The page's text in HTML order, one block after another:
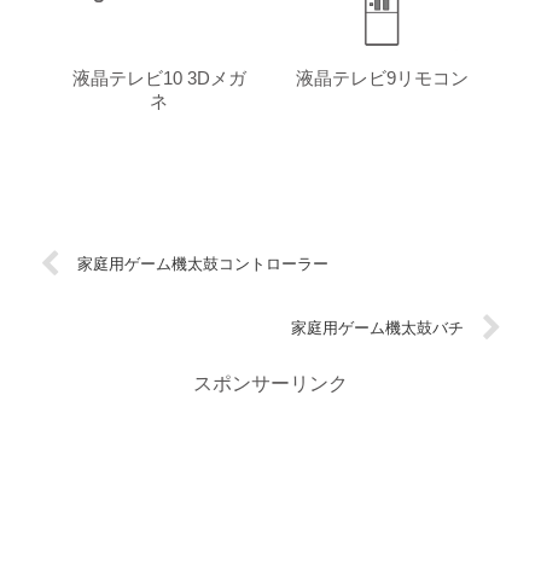
液晶テレビ10 3Dメガ
ネ
液晶テレビ9リモコン
家庭用ゲーム機太鼓コントローラー
家庭用ゲーム機太鼓バチ
スポンサーリンク